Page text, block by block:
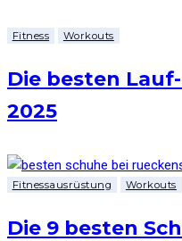
Fitness Workouts
Die besten
2025
Fitnessausrüstung Workouts
Die 9 besten